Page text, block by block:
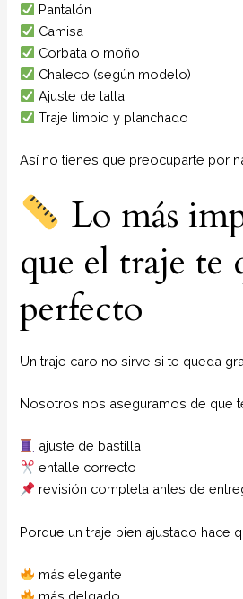
Pantalón
Camisa
Corbata o moño
Chaleco (según modelo)
Ajuste de talla
Traje limpio y planchado
Así no tienes que preocuparte por
Lo más
que el traje te
perfecto
Un traje caro no sirve si te queda
Nosotros nos aseguramos de que
ajuste de bastilla
entalle correcto
revisión completa antes de
Porque un traje bien ajustado hace
más elegante
más delgado